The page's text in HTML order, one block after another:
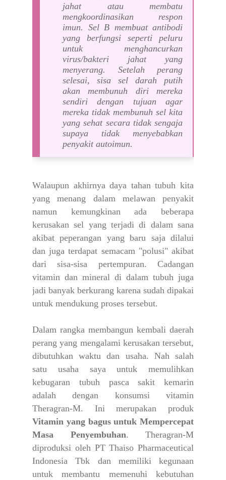
jahat atau membatu
mengkoordinasikan respon
imun. Sel B membuat antibodi
yang berfungsi seperti peluru
untuk menghancurkan
virus/bakteri jahat yang
menyerang. Setelah perang
selesai, sisa sel darah putih
akan membunuh diri mereka
sendiri dengan tujuan agar
mereka tidak membunuh sel kita
yang sehat secara tidak sengaja
supaya tidak menyebabkan
penyakit autoimun.
Walaupun akhirnya daya tahan tubuh kita
yang menang dalam melawan penyakit
namun kemungkinan ada beberapa
kerusakan sel yang terjadi di dalam sana
akibat peperangan yang baru saja dilalui
dan juga terdapat semacam "polusi" akibat
dari sisa-sisa pertempuran. Cadangan
vitamin dan mineral di dalam tubuh juga
jadi banyak berkurang karena sudah dipakai
untuk mendukung proses tersebut.
Dalam rangka membangun kembali daerah
perang yang mengalami kerusakan tersebut,
dibutuhkan waktu dan usaha. Nah salah
satu usaha saya untuk memulihkan
kebugaran tubuh pasca sakit kemarin
adalah dengan konsumsi vitamin
Theragran-M. Ini merupakan produk
Vitamin yang bagus untuk Mempercepat
Masa Penyembuhan. Theragran-M
diproduksi oleh PT Thaiso Pharmaceutical
Indonesia Tbk dan memiliki kegunaan
untuk membantu memenuhi kebutuhan